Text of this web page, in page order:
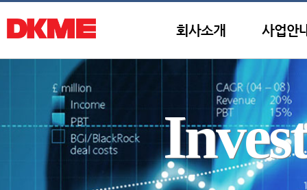
회사소개 사업안